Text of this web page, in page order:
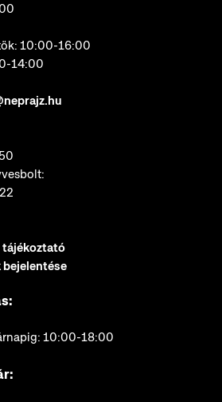
10:00-16:00
14:00
tájékoztató
bejelentése
10:00-18:00